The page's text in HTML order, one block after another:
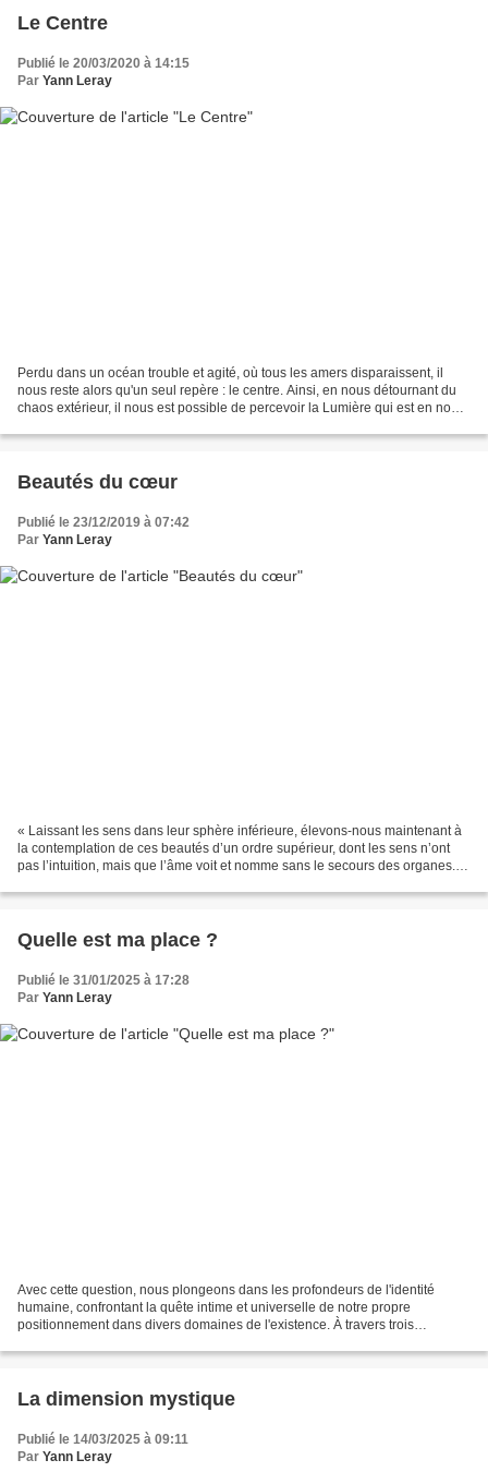
Le Centre
Publié le 20/03/2020 à 14:15
Par Yann Leray
Perdu dans un océan trouble et agité, où tous les amers disparaissent, il
nous reste alors qu'un seul repère : le centre. Ainsi, en nous détournant du
chaos extérieur, il nous est possible de percevoir la Lumière qui est en nous.
Beautés du cœur
Publié le 23/12/2019 à 07:42
Par Yann Leray
« Laissant les sens dans leur sphère inférieure, élevons-nous maintenant à
la contemplation de ces beautés d’un ordre supérieur, dont les sens n’ont
pas l’intuition, mais que l’âme voit et nomme sans le secours des organes.
Quelle est ma place ?
Publié le 31/01/2025 à 17:28
Par Yann Leray
Avec cette question, nous plongeons dans les profondeurs de l'identité
humaine, confrontant la quête intime et universelle de notre propre
positionnement dans divers domaines de l'existence. À travers trois
La dimension mystique
Publié le 14/03/2025 à 09:11
Par Yann Leray